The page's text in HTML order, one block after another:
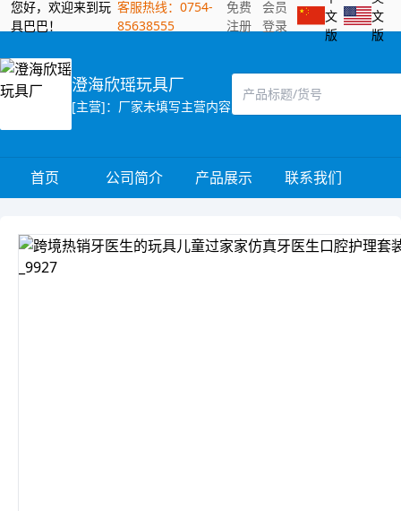
您好，欢迎来到玩
具巴巴！
客服热线：0754-
85638555
免费
注册
会员
登录
文
版
文
版
澄海欣瑶玩具厂
[主营]：厂家未填写主营内容
首页 公司简介 产品展示 联系我们